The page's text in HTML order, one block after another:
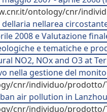
ontology/cnr/
nellarea
2008 e Valutazione
e tematiche e
NO2, NOx and O3 at
nella gestione del
cnr/individuo/prodotto/
air pollution in
cnr/individuo/prodotto/